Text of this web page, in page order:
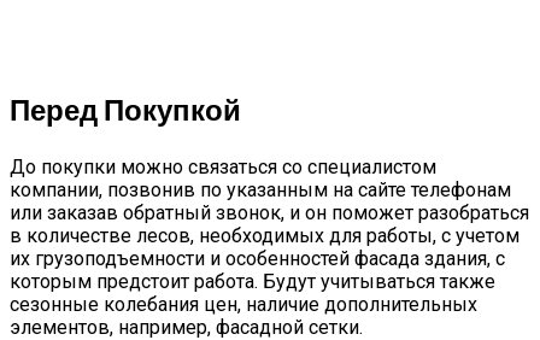
Перед Покупкой
До покупки можно связаться со специалистом
компании, позвонив по указанным на сайте телефонам
или заказав обратный звонок, и он поможет разобраться
в количестве лесов, необходимых для работы, с учетом
их грузоподъемности и особенностей фасада здания, с
которым предстоит работа. Будут учитываться также
сезонные колебания цен, наличие дополнительных
элементов, например, фасадной сетки.